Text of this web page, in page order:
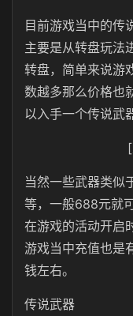
目前游戏当中的传
主要是从转盘玩法
转盘，简单来说游
数越多那么价格也
以入手一个传说武
当然一些武器类似
等，一般688元就
在游戏的活动开启
游戏当中充值也是
钱左右。
传说武器